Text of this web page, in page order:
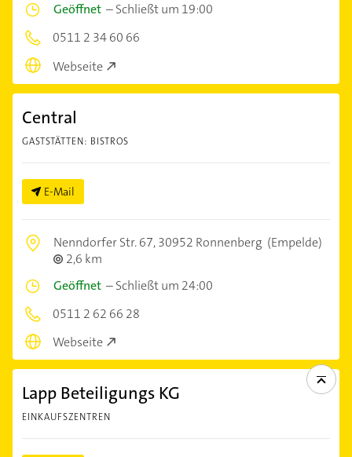
Geöffnet –Schließt um 19:00
0511 2 34 60 66
Webseite
Central
GASTSTÄTTEN: BISTROS
E-Mail
Nenndorfer Str. 67,30952 Ronnenberg (Empelde)
2,6 km
Geöffnet –Schließt um 24:00
0511 2 62 66 28
Webseite
Lapp Beteiligungs KG
EINKAUFSZENTREN